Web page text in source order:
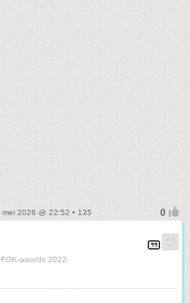
2026 @ 22:52 • 135
awards 2022